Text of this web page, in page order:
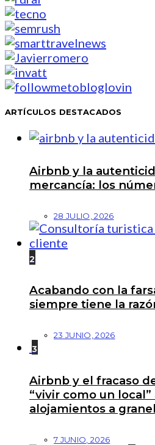
ARTÍCULOS DESTACADOS
Airbnb y la
mercancía: los
28 JULIO, 2026
2
Acabando con la
siempre tiene la
23 JUNIO, 2026
3
Airbnb y el fracaso
“vivir como un
alojamientos a granel
7 JUNIO, 2026